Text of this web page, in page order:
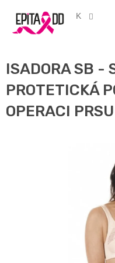
obsah
CZK
ISADORA SB -
PROTETICKÁ
OPERACI PRSU